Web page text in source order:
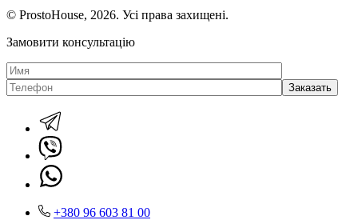
© ProstoHouse, 2026. Усі права захищені.
Замовити консультацію
+380 96 603 81 00